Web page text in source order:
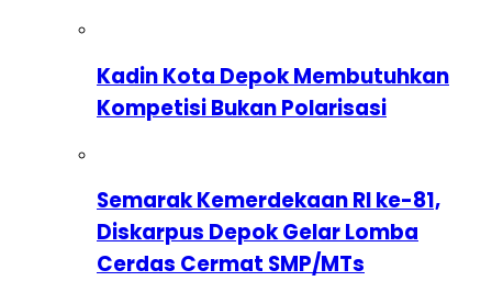
Kadin Kota Depok Membutuhkan
Kompetisi Bukan Polarisasi
Semarak Kemerdekaan RI ke-81,
Diskarpus Depok Gelar Lomba
Cerdas Cermat SMP/MTs